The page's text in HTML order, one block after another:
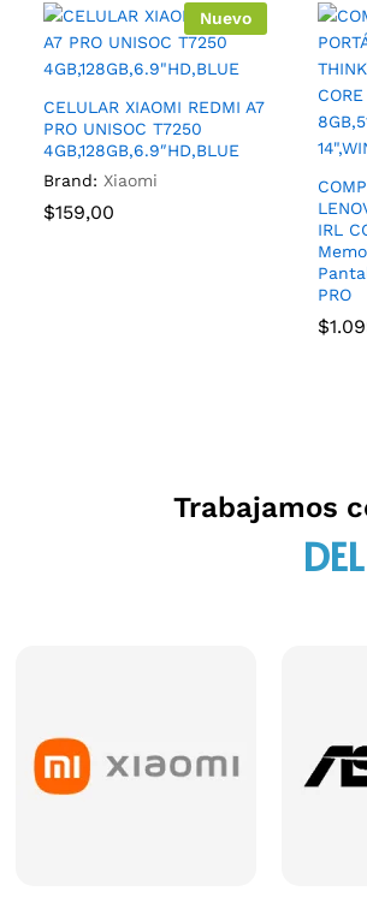
Nuevo
CELULAR XIAOMI REDMI A7
PRO UNISOC T7250
4GB,128GB,6.9″HD,BLUE
Brand: Xiaomi
$159,00
IRL
PRO
$
Trabajamos